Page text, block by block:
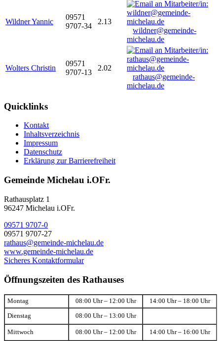
Wildner Yannic
09571
9707-34
2.13
wildner@gemeinde-
michelau.de
Wolters Christin
09571
9707-13
2.02
rathaus@gemeinde-
michelau.de
Quicklinks
Kontakt
Inhaltsverzeichnis
Impressum
Datenschutz
Erklärung zur Barrierefreiheit
Gemeinde Michelau i.OFr.
Rathausplatz 1
96247 Michelau i.OFr.
09571 9707-0
09571 9707-27
rathaus@gemeinde-michelau.de
www.gemeinde-michelau.de
Sicheres Kontaktformular
Öffnungszeiten des Rathauses
Montag 08:00 Uhr – 12:00 Uhr 14:00 Uhr – 18:00 Uhr
Dienstag 08:00 Uhr – 13:00 Uhr
Mittwoch 08:00 Uhr – 12:00 Uhr 14:00 Uhr – 16:00 Uhr